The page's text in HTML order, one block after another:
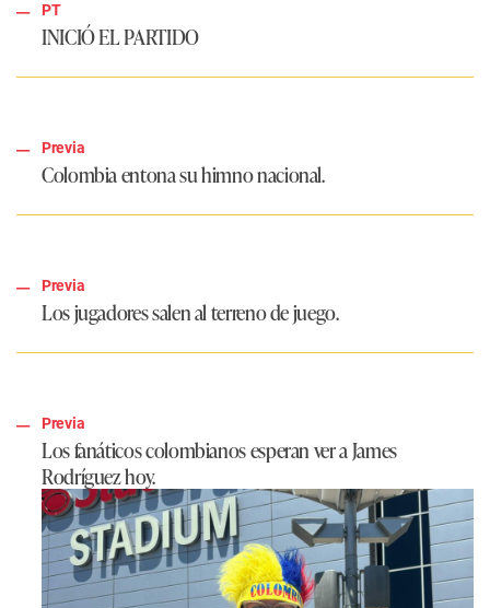
PT
INICIÓ EL PARTIDO
Previa
Colombia entona su himno nacional.
Previa
Los jugadores salen al terreno de juego.
Previa
Los fanáticos colombianos esperan ver a James
Rodríguez hoy.